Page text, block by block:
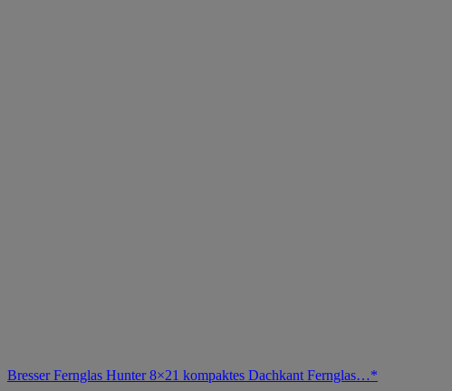
Bresser Fernglas Hunter 8×21 kompaktes Dachkant Fernglas…*